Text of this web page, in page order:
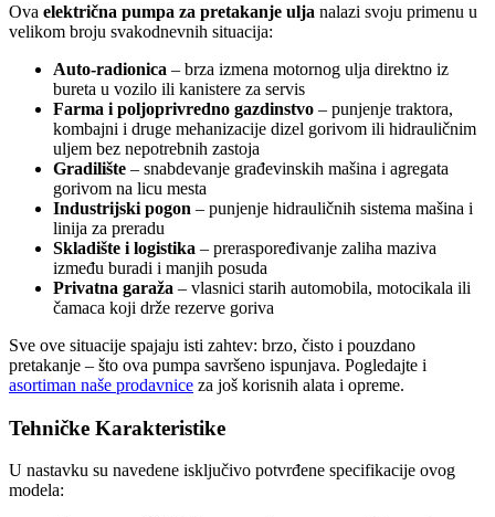
Ova električna pumpa za pretakanje ulja nalazi svoju primenu u
velikom broju svakodnevnih situacija:
Auto-radionica – brza izmena motornog ulja direktno iz
bureta u vozilo ili kanistere za servis
Farma i poljoprivredno gazdinstvo – punjenje traktora,
kombajni i druge mehanizacije dizel gorivom ili hidrauličnim
uljem bez nepotrebnih zastoja
Gradilište – snabdevanje građevinskih mašina i agregata
gorivom na licu mesta
Industrijski pogon – punjenje hidrauličnih sistema mašina i
linija za preradu
Skladište i logistika – preraspoređivanje zaliha maziva
između buradi i manjih posuda
Privatna garaža – vlasnici starih automobila, motocikala ili
čamaca koji drže rezerve goriva
Sve ove situacije spajaju isti zahtev: brzo, čisto i pouzdano
pretakanje – što ova pumpa savršeno ispunjava. Pogledajte i
asortiman naše prodavnice za još korisnih alata i opreme.
Tehničke Karakteristike
U nastavku su navedene isključivo potvrđene specifikacije ovog
modela: